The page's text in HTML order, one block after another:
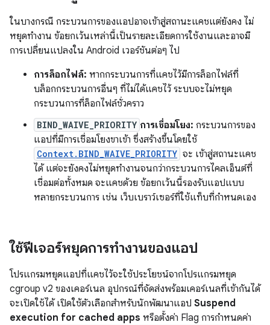
ในบางกรณี กระบวนการของแอปอาจเข้าสู่สถานะแคชแต่ยังคง ไม่
หยุดทำงาน ข้อยกเว้นเหล่านี้เป็นรายละเอียดการใช้งานและอาจมี
การเปลี่ยนแปลงใน Android เวอร์ชันต่อๆ ไป
การล็อกไฟล์: หากกระบวนการที่แคชไว้มีการล็อกไฟล์ที่
บล็อกกระบวนการอื่นๆ ที่ไม่ได้แคชไว้ ระบบจะไม่หยุด
กระบวนการที่ล็อกไฟล์ชั่วคราว
BIND_WAIVE_PRIORITY การเชื่อมโยง: กระบวนการของ
แอปที่มีการเชื่อมโยงขาเข้า ซึ่งสร้างขึ้นโดยใช้
Context.BIND_WAIVE_PRIORITY จะ เข้าสู่สถานะแคช
ได้ แต่จะยังคงไม่หยุดทำงานจนกว่ากระบวนการไคลเอ็นต์ที่
เชื่อมต่อทั้งหมด จะแคชด้วย ข้อยกเว้นนี้รองรับแอปแบบ
หลายกระบวนการ เช่น เว็บเบราว์เซอร์ที่ใช้แท็บที่กำหนดเอง
ใช้ฟีเจอร์หยุดการทำงานของแอป
โปรแกรมหยุดแอปที่แคชไว้จะใช้ประโยชน์จากโปรแกรมหยุด
cgroup v2 ของเคอร์เนล อุปกรณ์ที่จัดส่งพร้อมเคอร์เนลที่เข้ากันได้
จะเปิดใช้ได้ เปิดใช้ตัวเลือกสำหรับนักพัฒนาแอป Suspend
execution for cached apps หรือตั้งค่า Flag การกำหนดค่า